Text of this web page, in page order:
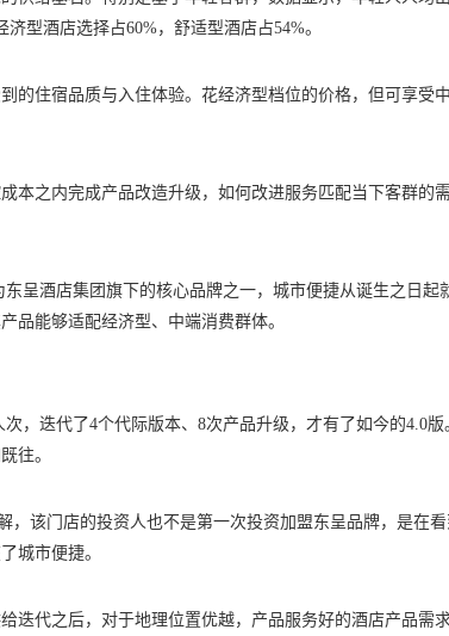
型酒店选择占60%，舒适型酒店占54%。
的住宿品质与入住体验。花经济型档位的价格，但可享受
之内完成产品改造升级，如何改进服务匹配当下客群的需
呈酒店集团旗下的核心品牌之一，城市便捷从诞生之日起
品能够适配经济型、中端消费群体。
，迭代了4个代际版本、8次产品升级，才有了如今的4.0版
往。
该门店的投资人也不是第一次投资加盟东呈品牌，是在
城市便捷。
迭代之后，对于地理位置优越，产品服务好的酒店产品需